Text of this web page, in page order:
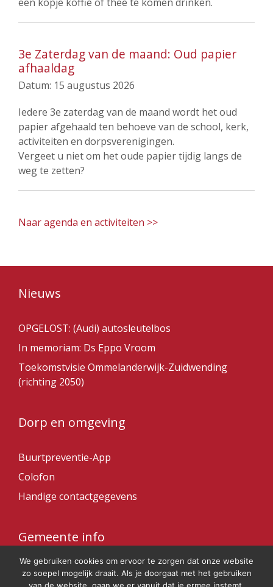
3e Zaterdag van de maand: Oud papier
afhaaldag
Datum: 15 augustus 2026
Iedere 3e zaterdag van de maand wordt het oud
papier afgehaald ten behoeve van de school, kerk,
activiteiten en dorpsverenigingen.
Vergeet u niet om het oude papier tijdig langs de
weg te zetten?
Naar agenda en activiteiten >>
Nieuws
OPGELOST: (Audi) autosleutelbos
In memoriam: Ds Eppo Vroom
Toekomstvisie Ommelanderwijk-Zuidwending
(richting 2050)
Dorp en omgeving
Buurtpreventie-App
Colofon
Handige contactgegevens
Gemeente info
Gemeente Veendam
We gebruiken cookies om ervoor te zorgen dat onze website
zo soepel mogelijk draait. Als je doorgaat met het gebruiken